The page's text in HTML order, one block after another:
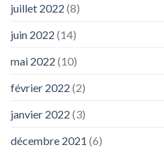
juillet 2022 (8)
juin 2022 (14)
mai 2022 (10)
février 2022 (2)
janvier 2022 (3)
décembre 2021 (6)